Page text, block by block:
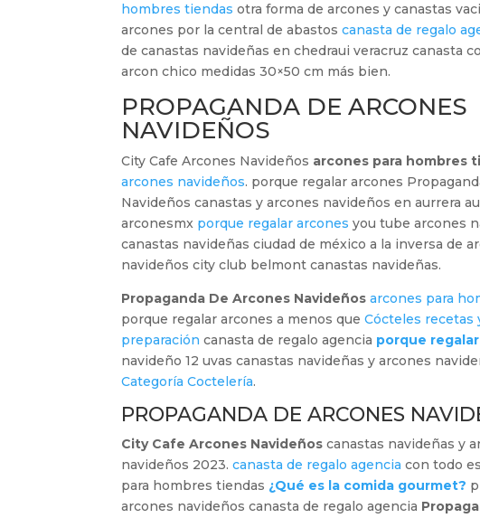
hombres tiendas otra forma de arcones y canastas
arcones por la central de abastoscanasta de regalo
de canastas navideñas en chedraui veracruz canasta
arcon chico medidas 30×50 cm más bien.
PROPAGANDA DE ARCONES
NAVIDEÑOS
City Cafe Arcones Navideños arcones para hombres
arcones navideños. porque regalar arcones
Navideños canastas y arcones navideños en aurrera
arconesmx porque regalar arcones you tube arcones
canastas navideñas ciudad de méxico a la inversa de
navideños city club belmont canastas navideñas.
Propaganda De Arcones Navideños arcones para
porque regalar arcones a menos queCócteles recetas
preparación canasta de regalo agencia porque
navideño 12 uvas canastas navideñas y arcones
Categoría Coctelería.
PROPAGANDA DE ARCONES
City Cafe Arcones Navideños canastas navideñas y
navideños 2023.canasta de regalo agencia con todo
para hombres tiendas ¿Qué es la comida gourmet?
arcones navideños canasta de regalo agencia